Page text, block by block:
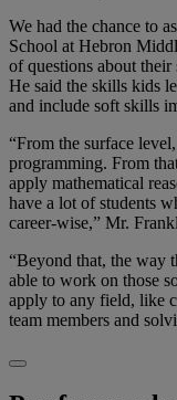
We had the chance to
School at Hebron
of questions about their
He said the skills kids
and include soft skills
“From the surface
programming. From
apply mathematical
have a lot of students
career-wise,” Mr.
“Beyond that, the way
able to work on those
apply to any field, like
team members and